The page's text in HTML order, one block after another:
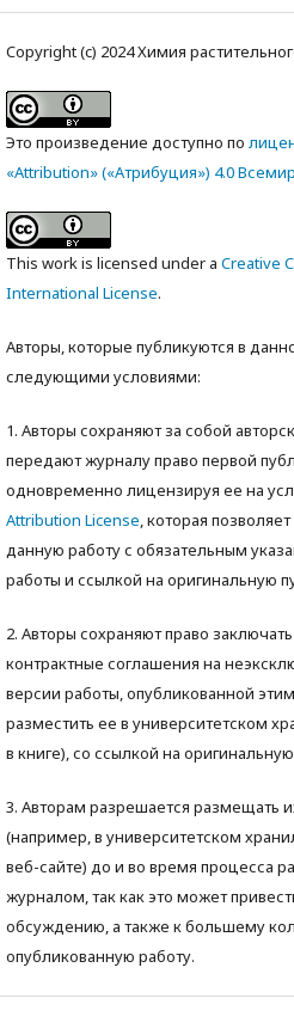
Copyright (c) 2024 Химия
Это произведение доступно по
«Attribution» («Атрибуция») 4.0
This work is licensed under a Creative
International License.
Авторы, которые публикуются в
следующими условиями:
1. Авторы сохраняют за собой
передают журналу право первой
одновременно лицензируя ее на
Attribution License, которая
данную работу с обязательным
работы и ссылкой на оригинальную
2. Авторы сохраняют право
контрактные соглашения на
версии работы, опубликованной
разместить ее в университетском
в книге), со ссылкой на
3. Авторам разрешается размещать
(например, в университетском
веб-сайте) до и во время процесса
журналом, так как это может
обсуждению, а также к большему
опубликованную работу.